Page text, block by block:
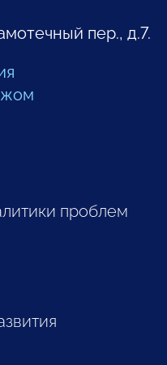
пер., д.7.
проблем